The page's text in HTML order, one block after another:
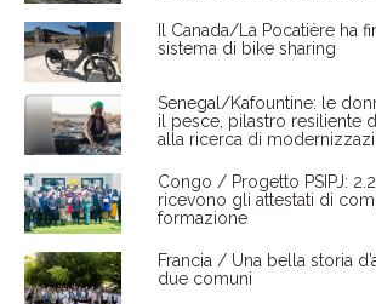
Il Canada/La Pocatière ha
sistema di bike sharing
Senegal/Kafountine: le
il pesce, pilastro resiliente
alla ricerca di
Congo / Progetto PSIPJ:
ricevono gli attestati di
formazione
Francia / Una bella storia
due comuni